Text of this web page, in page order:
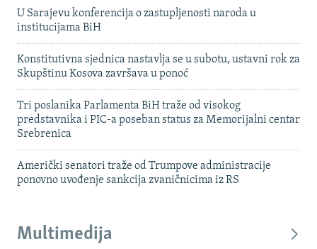
U Sarajevu konferencija o zastupljenosti naroda u
institucijama BiH
Konstitutivna sjednica nastavlja se u subotu, ustavni rok za
Skupštinu Kosova završava u ponoć
Tri poslanika Parlamenta BiH traže od visokog
predstavnika i PIC-a poseban status za Memorijalni centar
Srebrenica
Američki senatori traže od Trumpove administracije
ponovno uvođenje sankcija zvaničnicima iz RS
Multimedija